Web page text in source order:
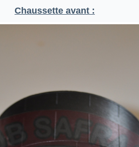
Chaussette avant :